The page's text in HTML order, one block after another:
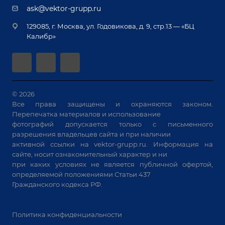
Документы
Специализированные решения для сварки
Позиционеры и вращатели
Машины контактной сварки
Универсальные зажимы
Системы аспирации
Станки лазерной резки
Решения для учебных заведений
Гарантия
автоматизации
ask@vektor-grupp.ru
129085, г. Москва, ул. Годовикова, д. 9, стр.13 — «БЦ
Калибр»
© 2026
Все права защищены и охраняются законом.
Перепечатка материалов и использование
фотографий допускается только с письменного
разрешения владельцев сайта и при наличии
активной ссылки наvektor-grupp.ru . Информация на
сайте, носит ознакомительный характер и ни
при каких условиях не является публичной офертой,
определяемой положениями Статьи 437
Гражданского кодекса РФ.
Политика конфиденциальности